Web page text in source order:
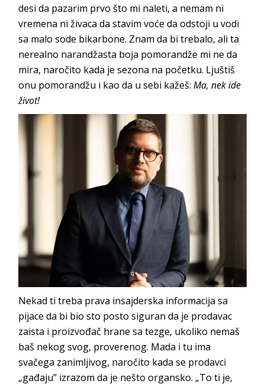
desi da pazarim prvo što mi naleti, a nemam ni
vremena ni živaca da stavim voće da odstoji u vodi
sa malo sode bikarbone. Znam da bi trebalo, ali ta
nerealno narandžasta boja pomorandže mi ne da
mira, naročito kada je sezona na početku. Ljuštiš
onu pomorandžu i kao da u sebi kažeš:Ma, nek ide
život!
Nekad ti treba prava insajderska informacija sa
pijace da bi bio sto posto siguran da je prodavac
zaista i proizvođač hrane sa tezge, ukoliko nemaš
baš nekog svog, proverenog. Mada i tu ima
svačega zanimljivog, naročito kada se prodavci
„gađaju” izrazom da je nešto organsko. „To ti je,